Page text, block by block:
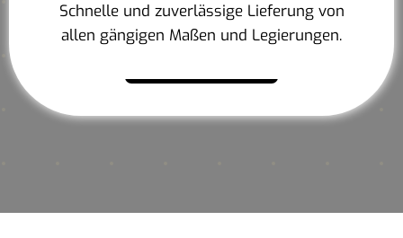
Schnelle und zuverlässige Lieferung von
allen gängigen Maßen und Legierungen.